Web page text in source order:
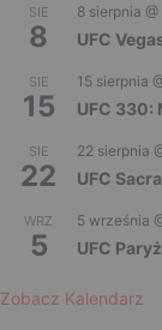
SIE
8
8 sierpnia
UFC
SIE
15
15 sierpnia
UFC 330:
SIE
22
22 sierpnia
UFC
WRZ
5
5 września
UFC Paryż
Zobacz Kalendarz